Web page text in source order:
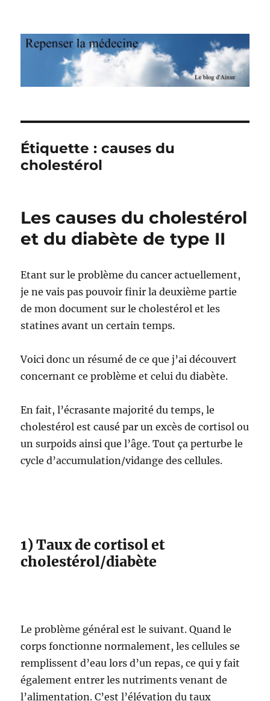
Repenser la médecine
Étiquette : causes du
cholestérol
Les causes du cholestérol
et du diabète de type II
Etant sur le problème du cancer actuellement,
je ne vais pas pouvoir finir la deuxième partie
de mon document sur le cholestérol et les
statines avant un certain temps.
Voici donc un résumé de ce que j’ai découvert
concernant ce problème et celui du diabète.
En fait, l’écrasante majorité du temps, le
cholestérol est causé par un excès de cortisol ou
un surpoids ainsi que l’âge. Tout ça perturbe le
cycle d’accumulation/vidange des cellules.
1) Taux de cortisol et
cholestérol/diabète
Le problème général est le suivant. Quand le
corps fonctionne normalement, les cellules se
remplissent d’eau lors d’un repas, ce qui y fait
également entrer les nutriments venant de
l’alimentation. C’est l’élévation du taux